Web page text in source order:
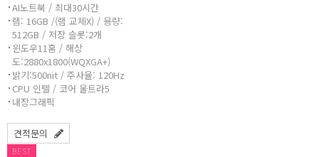
AI노트북 / 최대30시간
램: 16GB /(램 교체X) / 용량:
512GB / 저장 슬롯:2개
윈도우11홈 / 해상
도:2880x1800(WQXGA+)
밝기:500nit / 주사율: 120Hz
CPU 인텔 / 코어 울트라5
내장그래픽
견적문의
BEST